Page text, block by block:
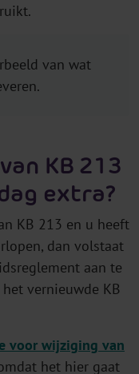
van wat
KB 213
extra?
KB 213 en u heeft
dan volstaat
aan te
vernieuwde KB
voor wijziging van
het hier gaat